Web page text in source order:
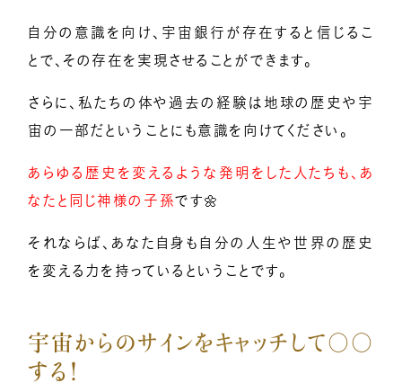
自分の意識を向け、宇宙銀行が存在すると信じるこ
とで、その存在を実現させることができます。
さらに、私たちの体や過去の経験は地球の歴史や宇
宙の一部だということにも意識を向けてください。
あらゆる歴史を変えるような発明をした人たちも、あ
なたと同じ神様の子孫です🌼
それならば、あなた自身も自分の人生や世界の歴史
を変える力を持っているということです。
宇宙からのサインをキャッチして○○
する！